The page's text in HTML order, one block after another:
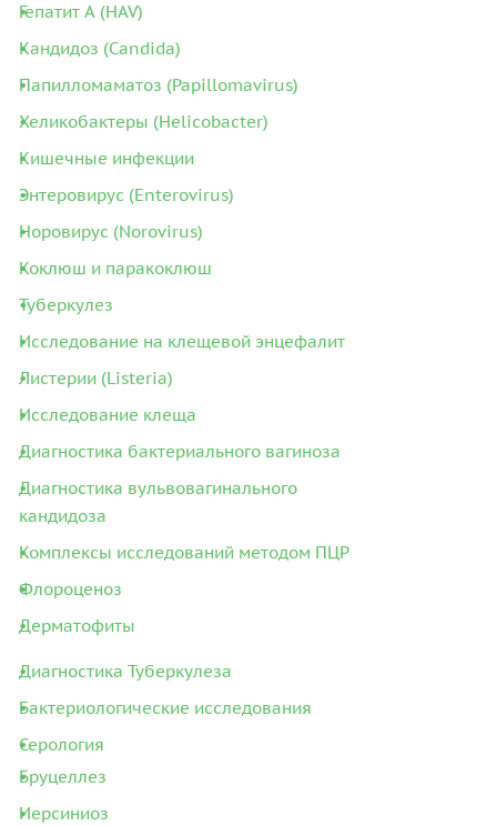
Гепатит А (HAV)
Кандидоз (Candida)
Папилломаматоз (Papillomavirus)
Хеликобактеры (Helicobacter)
Кишечные инфекции
Энтеровирус (Enterovirus)
Норовирус (Norovirus)
Коклюш и паракоклюш
Туберкулез
Исследование на клещевой энцефалит
Листерии (Listeria)
Исследование клеща
Диагностика бактериального вагиноза
Диагностика вульвовагинального
кандидоза
Комплексы исследований методом ПЦР
Флороценоз
Дерматофиты
Диагностика Туберкулеза
Бактериологические исследования
Серология
Бруцеллез
Иерсиниоз